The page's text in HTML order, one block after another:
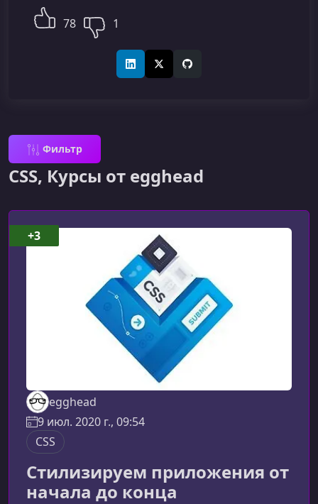
78 1
LinkedInX (Twitter)GitHub
Фильтр
CSS, Курсы от egghead
egghead
9 июл. 2020 г., 09:54
CSS
Стилизируем приложения от
начала до конца
+3